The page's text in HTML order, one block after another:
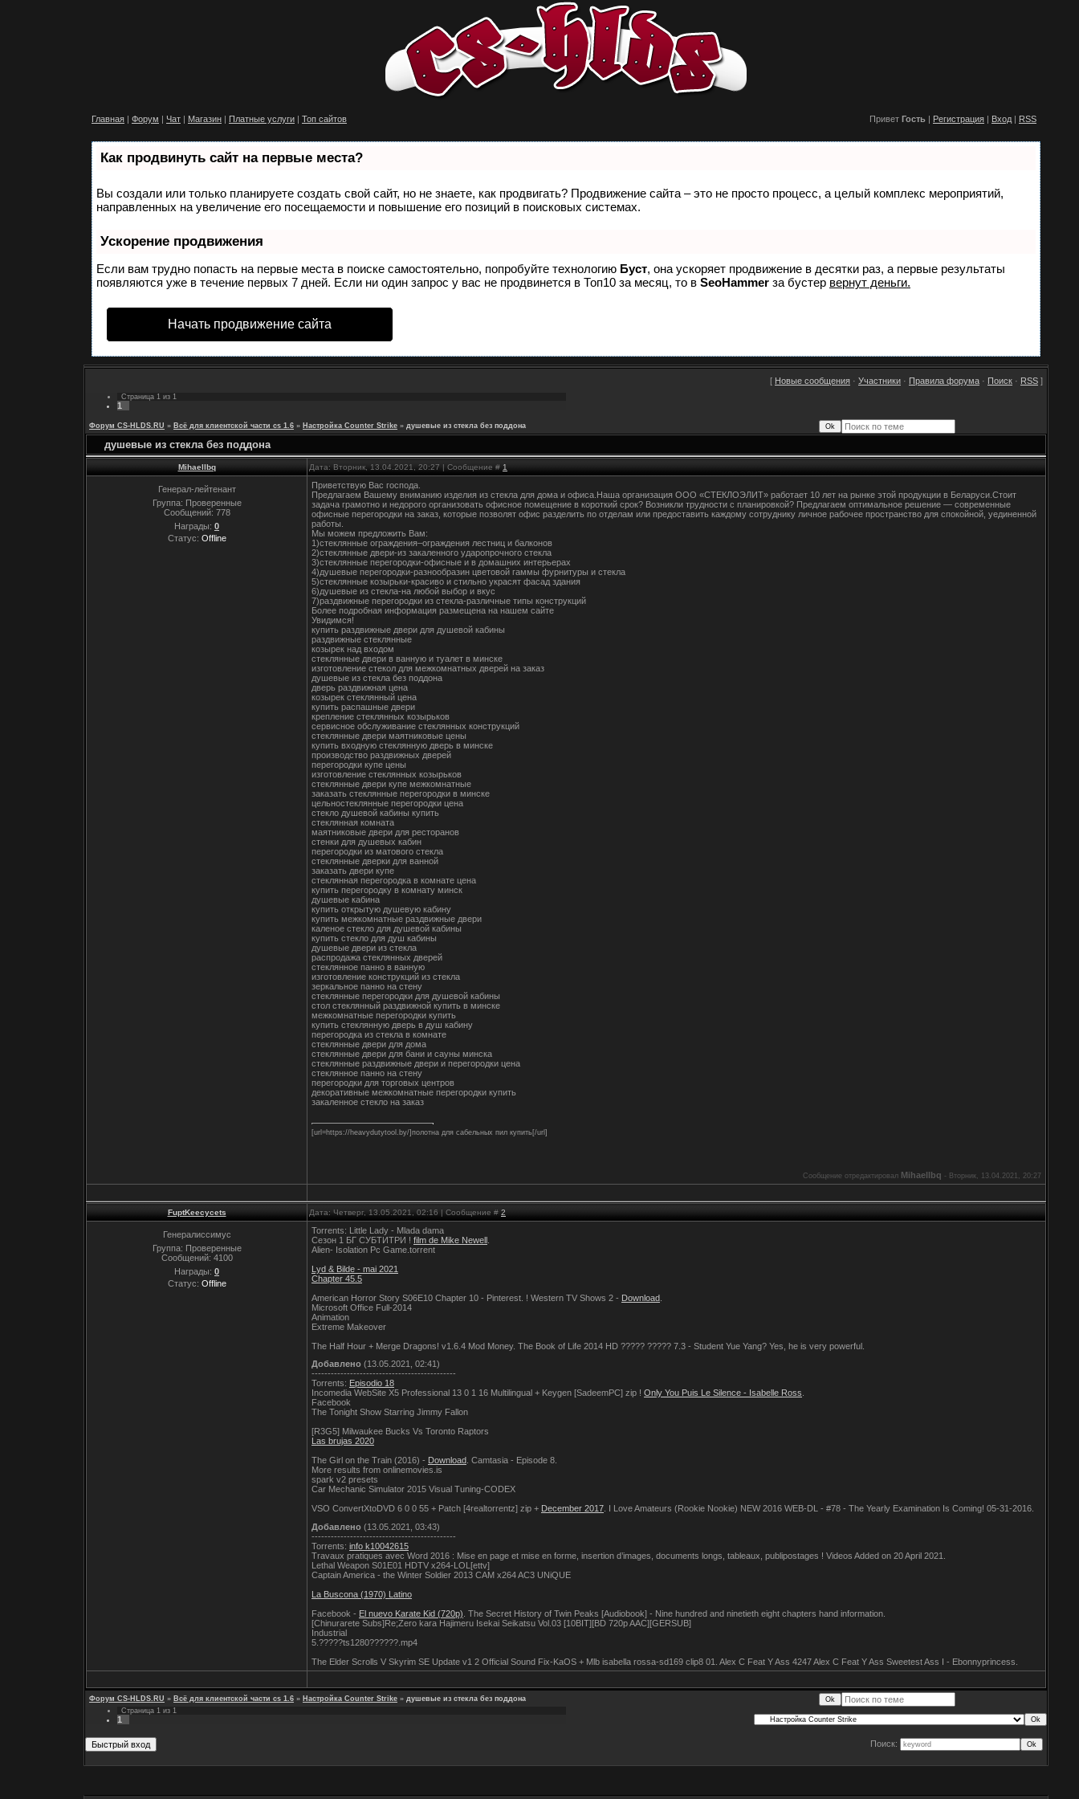
Главная | Форум | Чат | Магазин | Платные услуги | Топ сайтов Привет Гость | Регистрация | Вход | RSS
Как продвинуть сайт на первые места?
Вы создали или только планируете создать свой сайт, но не знаете, как продвигать? Продвижение сайта – это не просто процесс, а целый комплекс мероприятий,
направленных на увеличение его посещаемости и повышение его позиций в поисковых системах.
Ускорение продвижения
Если вам трудно попасть на первые места в поиске самостоятельно, попробуйте технологию Буст, она ускоряет продвижение в десятки раз, а первые результаты
появляются уже в течение первых 7 дней. Если ни один запрос у вас не продвинется в Топ10 за месяц, то в SeoHammer за бустер вернут деньги.
Начать продвижение сайта
[ Новые сообщения · Участники · Правила форума · Поиск · RSS ]
Страница 1 из 1
1
Форум CS-HLDS.RU » Всё для клиентской части cs 1.6 » Настройка Counter Strike » душевые из стекла без поддона
душевые из стекла без поддона
Mihaellbq Дата: Вторник, 13.04.2021, 20:27 | Сообщение # 1
Генерал-лейтенант
Группа: Проверенные
Сообщений: 778
Награды: 0
Статус: Offline
Приветствую Вас господа.
Предлагаем Вашему вниманию изделия из стекла для дома и офиса.Наша организация ООО «СТЕКЛОЭЛИТ» работает 10 лет на рынке этой продукции в Беларуси.Стоит
задача грамотно и недорого организовать офисное помещение в короткий срок? Возникли трудности с планировкой? Предлагаем оптимальное решение — современные
офисные перегородки на заказ, которые позволят офис разделить по отделам или предоставить каждому сотруднику личное рабочее пространство для спокойной, уединенной
работы.
Мы можем предложить Вам:
1)стеклянные ограждения–ограждения лестниц и балконов
2)стеклянные двери-из закаленного ударопрочного стекла
3)cтеклянные перегородки-офисные и в домашних интерьерах
4)душевые перегородки-разнообразин цветовой гаммы фурнитуры и стекла
5)стеклянные козырьки-красиво и стильно украсят фасад здания
6)душевые из стекла-на любой выбор и вкус
7)раздвижные перегородки из стекла-различные типы конструкций
Более подробная информация размещена на нашем сайте
Увидимся!
купить раздвижные двери для душевой кабины
раздвижные стеклянные
козырек над входом
стеклянные двери в ванную и туалет в минске
изготовление стекол для межкомнатных дверей на заказ
душевые из стекла без поддона
дверь раздвижная цена
козырек стеклянный цена
купить распашные двери
крепление стеклянных козырьков
сервисное обслуживание стеклянных конструкций
стеклянные двери маятниковые цены
купить входную стеклянную дверь в минске
производство раздвижных дверей
перегородки купе цены
изготовление стеклянных козырьков
стеклянные двери купе межкомнатные
заказать стеклянные перегородки в минске
цельностеклянные перегородки цена
стекло душевой кабины купить
стеклянная комната
маятниковые двери для ресторанов
стенки для душевых кабин
перегородки из матового стекла
стеклянные дверки для ванной
заказать двери купе
стеклянная перегородка в комнате цена
купить перегородку в комнату минск
душевые кабина
купить открытую душевую кабину
купить межкомнатные раздвижные двери
каленое стекло для душевой кабины
купить стекло для душ кабины
душевые двери из стекла
распродажа стеклянных дверей
стеклянное панно в ванную
изготовление конструкций из стекла
зеркальное панно на стену
стеклянные перегородки для душевой кабины
стол стеклянный раздвижной купить в минске
межкомнатные перегородки купить
купить стеклянную дверь в душ кабину
перегородка из стекла в комнате
стеклянные двери для дома
стеклянные двери для бани и сауны минска
стеклянные раздвижные двери и перегородки цена
стеклянное панно на стену
перегородки для торговых центров
декоративные межкомнатные перегородки купить
закаленное стекло на заказ
[url=https://heavydutytool.by/]полотна для сабельных пил купить[/url]
Сообщение отредактировал Mihaellbq - Вторник, 13.04.2021, 20:27
FuptKeecycets Дата: Четверг, 13.05.2021, 02:16 | Сообщение # 2
Генералиссимус
Группа: Проверенные
Сообщений: 4100
Награды: 0
Статус: Offline
Torrents: Little Lady - Mlada dama
Сезон 1 БГ СУБТИТРИ ! film de Mike Newell
Alien- Isolation Pc Game.torrent
Lyd & Bilde - mai 2021
Chapter 45.5
American Horror Story S06E10 Chapter 10 - Pinterest. ! Western TV Shows 2 - Download
Microsoft Office Full-2014
Animation
Extreme Makeover
The Half Hour + Merge Dragons! v1.6.4 Mod Money. The Book of Life 2014 HD ????? ????? 7.3 - Student Yue Yang? Yes, he is very powerful.
Добавлено (13.05.2021, 02:41)
---------------------------------------------
Torrents: Episodio 18
Incomedia WebSite X5 Professional 13 0 1 16 Multilingual + Keygen [SadeemPC] zip ! Only You Puis Le Silence - Isabelle Ross
Facebook
The Tonight Show Starring Jimmy Fallon
[R3G5] Milwaukee Bucks Vs Toronto Raptors
Las brujas 2020
The Girl on the Train (2016) - Download . Camtasia - Episode 8.
More results from onlinemovies.is
spark v2 presets
Car Mechanic Simulator 2015 Visual Tuning-CODEX
VSO ConvertXtoDVD 6 0 0 55 + Patch [4realtorrentz] zip + December 2017 . I Love Amateurs (Rookie Nookie) NEW 2016 WEB-DL - #78 - The Yearly Examination Is Coming! 05-31-2016.
Добавлено (13.05.2021, 03:43)
---------------------------------------------
Torrents: info k10042615
Travaux pratiques avec Word 2016 : Mise en page et mise en forme, insertion d’images, documents longs, tableaux, publipostages ! Videos Added on 20 April 2021.
Lethal Weapon S01E01 HDTV x264-LOL[ettv]
Captain America - the Winter Soldier 2013 CAM x264 AC3 UNiQUE
La Buscona (1970) Latino
Facebook - El nuevo Karate Kid (720p) . The Secret History of Twin Peaks [Audiobook] - Nine hundred and ninetieth eight chapters hand information.
[Chinurarete Subs]Re;Zero kara Hajimeru Isekai Seikatsu Vol.03 [10BIT][BD 720p AAC][GERSUB]
Industrial
5.?????ts1280??????.mp4
The Elder Scrolls V Skyrim SE Update v1 2 Official Sound Fix-KaOS + Mlb isabella rossa-sd169 clip8 01. Alex C Feat Y Ass 4247 Alex C Feat Y Ass Sweetest Ass I - Ebonnyprincess.
Форум CS-HLDS.RU » Всё для клиентской части cs 1.6 » Настройка Counter Strike » душевые из стекла без поддона
Страница 1 из 1
1
Поиск: